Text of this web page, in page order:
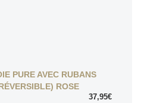
PURE AVEC RUBANS
ROSE
37,95€